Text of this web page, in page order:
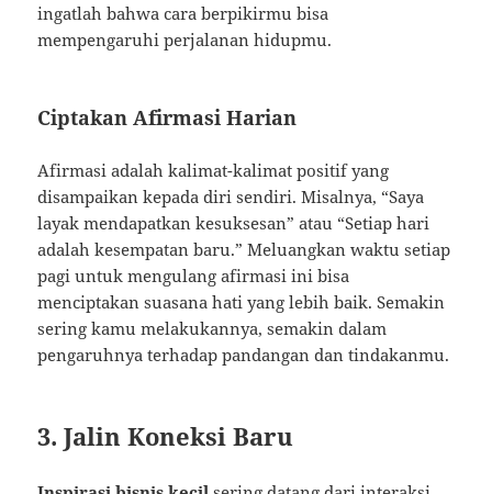
ingatlah bahwa cara berpikirmu bisa
mempengaruhi perjalanan hidupmu.
Ciptakan Afirmasi Harian
Afirmasi adalah kalimat-kalimat positif yang
disampaikan kepada diri sendiri. Misalnya, “Saya
layak mendapatkan kesuksesan” atau “Setiap hari
adalah kesempatan baru.” Meluangkan waktu setiap
pagi untuk mengulang afirmasi ini bisa
menciptakan suasana hati yang lebih baik. Semakin
sering kamu melakukannya, semakin dalam
pengaruhnya terhadap pandangan dan tindakanmu.
3. Jalin Koneksi Baru